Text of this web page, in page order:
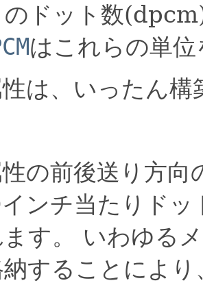
ドット数
はこれらの単
は、いったん
の前後送り方
ンチ当たりド
す。
いわゆる
納することによ